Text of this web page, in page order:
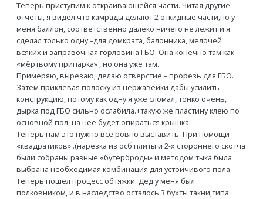
Теперь приступим к откраивающейся части. Читая другие
отчеты, я видел что камрады делают 2 откидные части,но у
меня баллон, соответственно далеко ничего не лежит и я
сделал только одну –для домкрата, балонника, мелочей
всяких и заправочная горловина ГБО. Она конечно там как
«мёртвому припарка» , но она уже там.
Примеряю, вырезаю, делаю отверстие – прорезь для ГБО.
Затем приклевая полоску из нержавейки дабы усилить
конструкцию, потому как одну я уже сломал, тонко очень,
дырка под ГБО сильно ослабила.+такую же пластину клею по
основной пол, на нее будет опираться крышка.
Теперь нам это нужно все ровно выставить. При помощи
«квадратиков» .(нарезка из осб плиты и 2-х стороннего скотча
были собраны разные «бутерброды» и методом тыка была
выбрана необходимая комбинация для устойчивого пола.
Теперь пошел процесс обтяжки. Дед у меня был
полковником, и в наследство осталось 3 бухты такни,типа